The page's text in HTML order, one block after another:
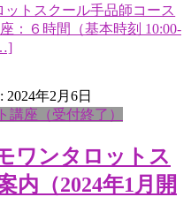
ットスクール手品師コース
：６時間（基本時刻 10:00-
2024年2月6日
講座（受付終了）
ワンタロットス
内（2024年1月開